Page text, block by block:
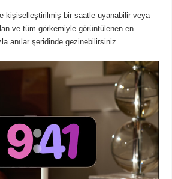
kişiselleştirilmiş bir saatle uyanabilir veya
ve tüm görkemiyle görüntülenen en
anılar şeridinde gezinebilirsiniz.